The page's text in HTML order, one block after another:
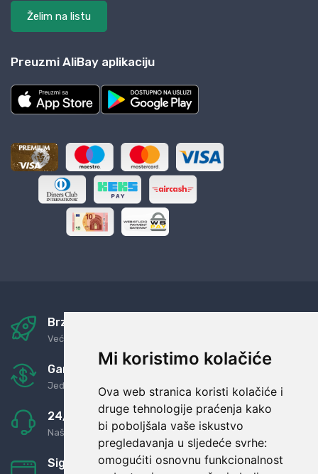
Mi koristimo kolačiće
Ova web stranica koristi kolačiće i
druge tehnologije praćenja kako
bi poboljšala vaše iskustvo
pregledavanja u sljedeće svrhe:
omogućiti osnovnu funkcionalnost
Želim na listu
Preuzmi AliBay aplikaciju
Brza i sigurna dostava
Već za nekoliko dana kod vas
Garancija u povrat novaca
Jednostavno pravilo: Roba za novac
24/7 odlična podrška
Naši agenti uvijek na raspolaganju
Sigurno obročno plaćanje